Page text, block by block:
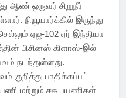
ஆண் ஒருவர் சிறுநீர்
நியூயார்க்கில் இருந்து
ஏஐ-102 ஏர் இந்தியா
பிசினஸ் கிளாஸ்-இல்
நடந்துள்ளது.
குறித்து பாதிக்கப்பட்ட
மற்றும் சக பயணிகள்